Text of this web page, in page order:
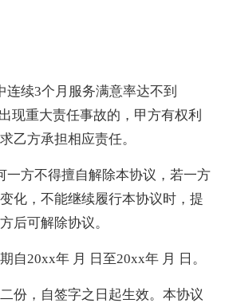
连续3个月服务满意率达不到
现重大责任事故的，甲方有权利
乙方承担相应责任。
一方不得擅自解除本协议，若一方
化，不能继续履行本协议时，提
后可解除协议。
自20xx年 月 日至20xx年 月 日。
份，自签字之日起生效。本协议